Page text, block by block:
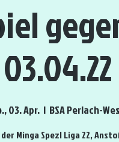
03.04.22
03. Apr.
  |
BSA Perlach-
Minga Spezl Liga 22,